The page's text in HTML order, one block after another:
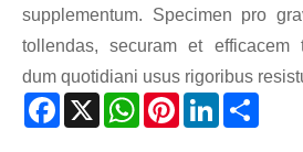
supplementum. Specimen pro
tollendas, securam et efficacem
dum quotidiani usus rigoribus
Facebook
X WhatsAppPinterestLinkedIn